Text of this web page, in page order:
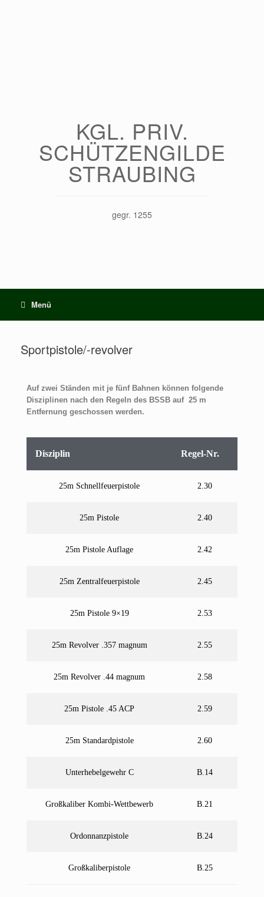
KGL. PRIV.
SCHÜTZENGILDE
STRAUBING
gegr. 1255
Menü
Sportpistole/-revolver
Auf zwei Ständen mit je fünf Bahnen können folgende
Disziplinen nach den Regeln des BSSB auf 25 m
Entfernung geschossen werden.
Disziplin Regel-Nr.
25m Schnellfeuerpistole 2.30
25m Pistole 2.40
25m Pistole Auflage 2.42
25m Zentralfeuerpistole 2.45
25m Pistole 9×19 2.53
25m Revolver .357 magnum 2.55
25m Revolver .44 magnum 2.58
25m Pistole .45 ACP 2.59
25m Standardpistole 2.60
Unterhebelgewehr C B.14
Großkaliber Kombi-Wettbewerb B.21
Ordonnanzpistole B.24
Großkaliberpistole B.25